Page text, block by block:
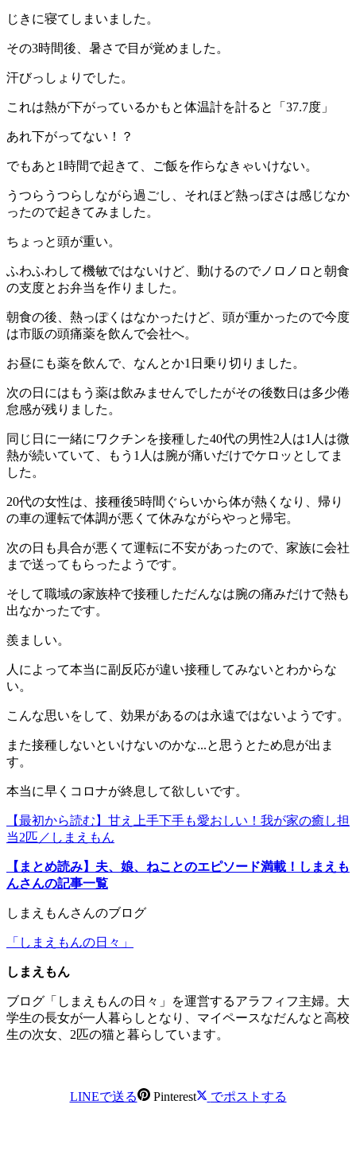
じきに寝てしまいました。
その3時間後、暑さで目が覚めました。
汗びっしょりでした。
これは熱が下がっているかもと体温計を計ると「37.7度」
あれ下がってない！？
でもあと1時間で起きて、ご飯を作らなきゃいけない。
うつらうつらしながら過ごし、 それほど熱っぽさは感じなか
ったので起きてみました。
ちょっと頭が重い。
ふわふわして機敏ではないけど、動けるのでノロノロと朝食
の支度とお弁当を作りました。
朝食の後、熱っぽくはなかったけど、頭が重かったので今度
は市販の頭痛薬を飲んで会社へ。
お昼にも薬を飲んで、なんとか1日乗り切りました。
次の日にはもう薬は飲みませんでしたがその後数日は多少倦
怠感が残りました。
同じ日に一緒にワクチンを接種した40代の男性2人は1人は微
熱が続いていて、もう1人は腕が痛いだけでケロッとしてま
した。
20代の女性は、接種後5時間ぐらいから体が熱くなり、 帰り
の車の運転で体調が悪くて休みながらやっと帰宅。
次の日も具合が悪くて運転に不安があったので、家族に会社
まで送ってもらったようです。
そして職域の家族枠で接種しただんなは腕の痛みだけで熱も
出なかったです。
羨ましい。
人によって本当に副反応が違い接種してみないとわからな
い。
こんな思いをして、効果があるのは永遠ではないようです。
また接種しないといけないのかな...と思うとため息が出ま
す。
本当に早くコロナが終息して欲しいです。
【最初から読む】甘え上手下手も愛おしい！我が家の癒し担
当2匹／しまえもん
【まとめ読み】夫、娘、ねことのエピソード満載！しまえも
んさんの記事一覧
しまえもんさんのブログ
「しまえもんの日々」
しまえもん
ブログ「しまえもんの日々」を運営するアラフィフ主婦。大
学生の長女が一人暮らしとなり、マイペースなだんなと高校
生の次女、2匹の猫と暮らしています。
LINEで送る Pinterest でポストする